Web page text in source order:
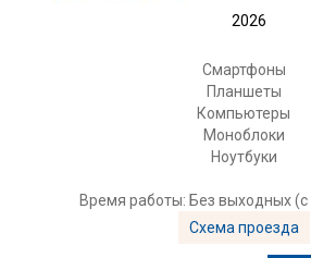
2026
Смартфоны
Планшеты
Компьютеры
Моноблоки
Ноутбуки
Время работы: Без выходных (с
Схема проезда